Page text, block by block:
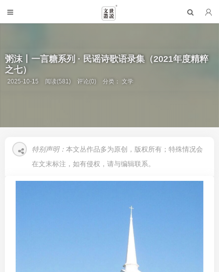
粥沫丨一言糖系列 · 民谣诗歌语录集（2021年度精粹
之七）
2025-10-15 阅读(581) 评论(0) 分类：文学
特别声明： 本文丛作品多为原创，版权所有；特殊情况会
在文末标注，如有侵权，请与编辑联系。